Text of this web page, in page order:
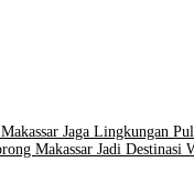
Jaga Lingkungan
Makassar Jadi Destinasi